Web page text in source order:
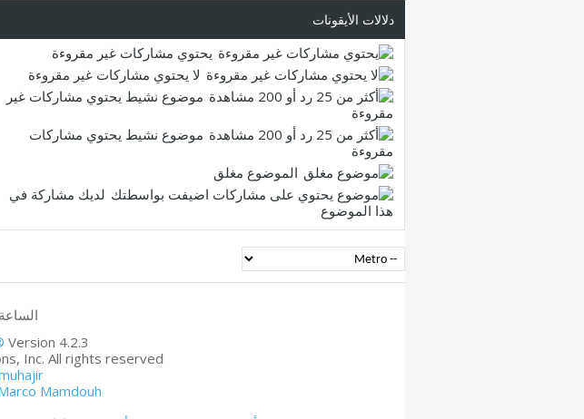
دلالات الأيقونات
يحتوي مشاركات غير مقروءة
لا يحتوي مشاركات غير مقروءة
موضوع نشيط يحتوي مشاركات غير
مقروءة
موضوع نشيط يحتوي مشاركات
مقروءة
الموضوع مغلق
لديك مشاركة في
هذا الموضوع
Version 4.2.3
Inc. All rights reserved.
Mamdouh